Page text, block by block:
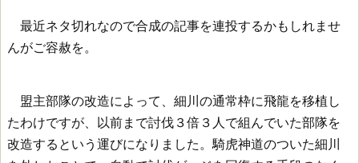
最近ネタ切れなので合成の記事を連投するかもしれませ
んがご容赦を。
盟主部隊の改造によって、細川の通常枠に飛龍を移植し
たわけですが、以前まで討伐３倍３人で組んでいた部隊を
改造するという運びになりました。騎虎神道のついた細川